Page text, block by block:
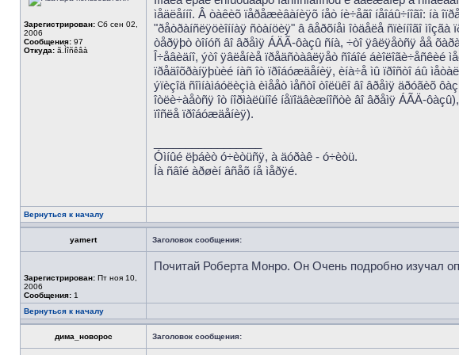
Зарегистрирован: Сб сен 02,
2006
Сообщения: 97
Откуда: ã.Ìîñêâà
ìåäëåííî. Â òàêèõ ïåðåæèâàíèÿõ íåò íè÷åãî íåîáû÷íîãî: íà
"ðåòðàíñëÿöèîííàÿ ñòàíöèÿ" â âåðõíåì îòäåëå ñïèííîãî
òåðÿþò òîíóñ âî âðåìÿ ÁÄÃ-ôàçû ñíà, ÷òî ÿâëÿåòñÿ åå
Î÷åâèäíî, ýòî ÿâëåíèå ïðåäñòàâëÿåò ñîáîé áèîëîãè÷åñêèé
ïðåäîõðàíÿþùèé íàñ îò ïðîáóæäåíèÿ, èíà÷å ìû ïðîñòî áû
ýïèçîä ñîìíàìáóëèçìà èìååò ìåñòî òîëüêî âî âðåìÿ äðóãèõ
îòëè÷àåòñÿ îò íîðìàëüíîé íåïîäâèæíîñòè âî âðåìÿ ÁÃÄ-
ïîñëå ïðîáóæäåíèÿ).
Óìíûé ëþáèò ó÷èòüñÿ, à äóðàê - ó÷èòü.
Íà ñâîé àðøèí âñåõ íå ìåðÿé.
Вернуться к началу
yamert Заголовок сообщения:
Зарегистрирован: Пт ноя 10,
2006
Сообщения: 1
Почитай Роберта Монро. Он Очень подробно изучал
Вернуться к началу
дима_новорос Заголовок сообщения: